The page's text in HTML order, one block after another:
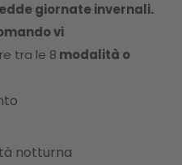
giornate invernali.
vi
tra le 8 modalità o
notturna